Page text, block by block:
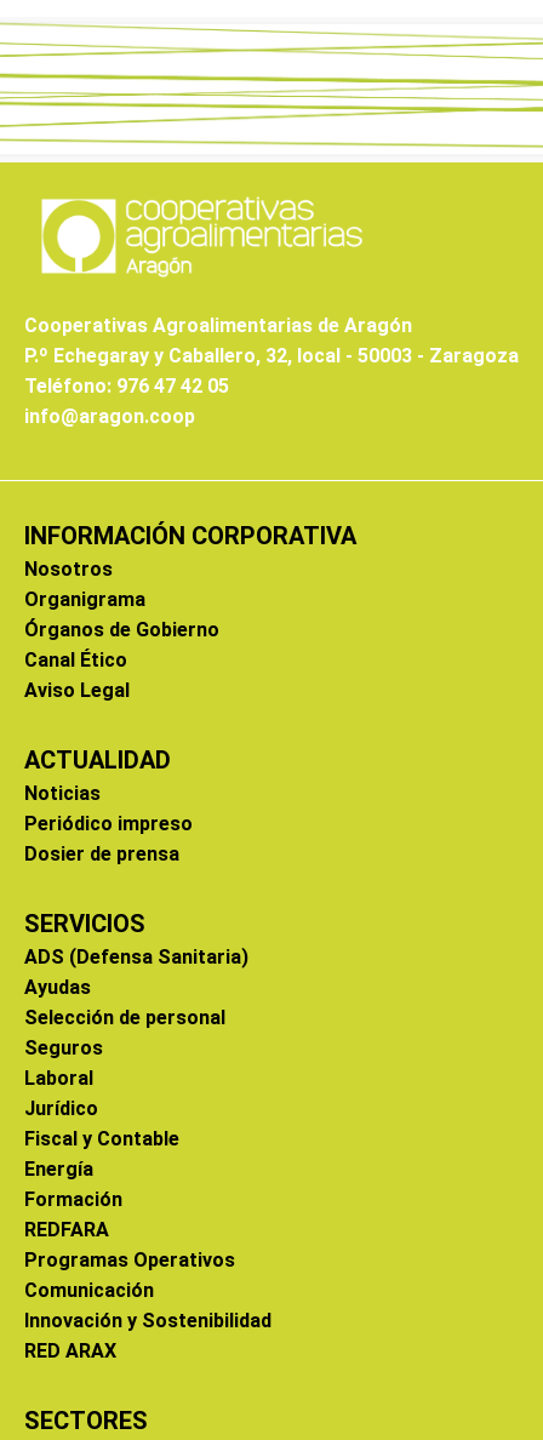
Cooperativas Agroalimentarias de Aragón
P.º Echegaray y Caballero, 32, local - 50003 - Zaragoza
Teléfono: 976 47 42 05
info@aragon.coop
INFORMACIÓN CORPORATIVA
Nosotros
Organigrama
Órganos de Gobierno
Canal Ético
Aviso Legal
ACTUALIDAD
Noticias
Periódico impreso
Dosier de prensa
SERVICIOS
ADS (Defensa Sanitaria)
Ayudas
Selección de personal
Seguros
Laboral
Jurídico
Fiscal y Contable
Energía
Formación
REDFARA
Programas Operativos
Comunicación
Innovación y Sostenibilidad
RED ARAX
SECTORES